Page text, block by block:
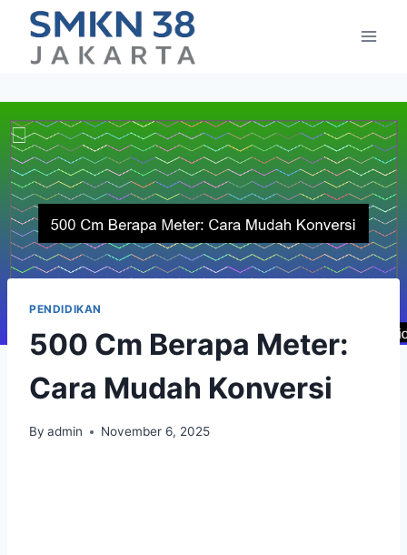
content
PENDIDIKAN
500 Cm Berapa Meter:
Cara Mudah Konversi
By admin November 6, 2025